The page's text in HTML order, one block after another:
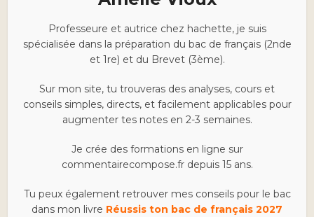
Professeure et autrice chez hachette, je suis
spécialisée dans la préparation du bac de français (2nde
et 1re) et du Brevet (3ème).
Sur mon site, tu trouveras des analyses, cours et
conseils simples, directs, et facilement applicables pour
augmenter tes notes en 2-3 semaines.
Je crée des formations en ligne sur
commentairecompose.fr depuis 15 ans.
Tu peux également retrouver mes conseils pour le bac
dans mon livre Réussis ton bac de français 2027